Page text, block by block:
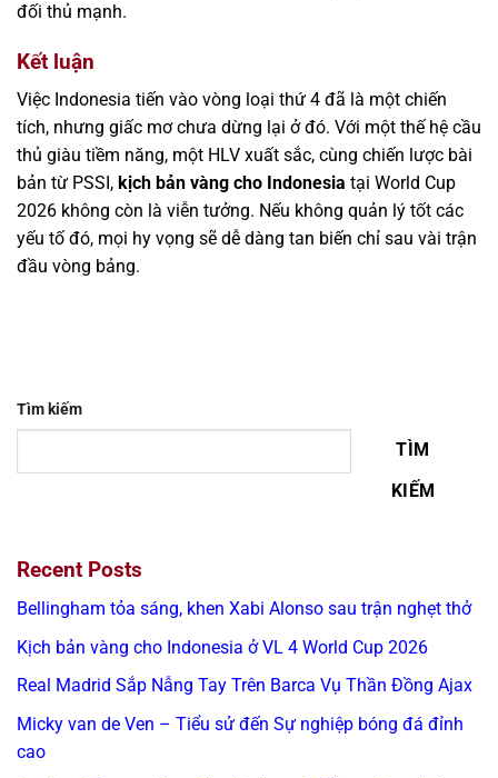
đối thủ mạnh.
Kết luận
Việc Indonesia tiến vào vòng loại thứ 4 đã là một chiến
tích, nhưng giấc mơ chưa dừng lại ở đó. Với một thế hệ cầu
thủ giàu tiềm năng, một HLV xuất sắc, cùng chiến lược bài
bản từ PSSI, kịch bản vàng cho Indonesia tại World Cup
2026 không còn là viễn tưởng. Nếu không quản lý tốt các
yếu tố đó, mọi hy vọng sẽ dễ dàng tan biến chỉ sau vài trận
đầu vòng bảng.
Tìm kiếm
TÌM
KIẾM
Recent Posts
Bellingham tỏa sáng, khen Xabi Alonso sau trận nghẹt thở
Kịch bản vàng cho Indonesia ở VL 4 World Cup 2026
Real Madrid Sắp Nẫng Tay Trên Barca Vụ Thần Đồng Ajax
Micky van de Ven – Tiểu sử đến Sự nghiệp bóng đá đỉnh
cao